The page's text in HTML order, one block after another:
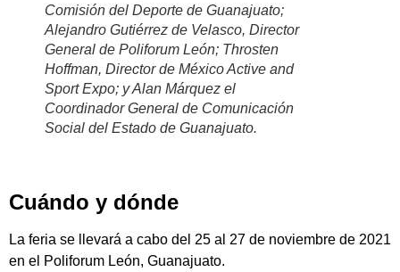
Comisión del Deporte de Guanajuato;
Alejandro Gutiérrez de Velasco, Director
General de Poliforum León; Throsten
Hoffman, Director de México Active and
Sport Expo; y Alan Márquez el
Coordinador General de Comunicación
Social del Estado de Guanajuato.
Cuándo y dónde
La feria se llevará a cabo del 25 al 27 de noviembre de 2021
en el Poliforum León, Guanajuato.